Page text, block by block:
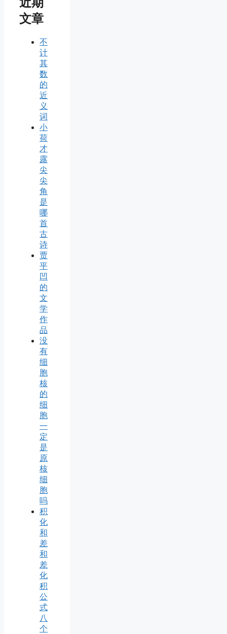
近期
文章
不
计
其
数
的
近
义
词
小
荷
才
露
尖
尖
角
是
哪
首
古
诗
贾
平
凹
的
文
学
作
品
没
有
细
胞
核
的
细
胞
一
定
是
原
核
细
胞
吗
积
化
和
差
和
差
化
积
公
式
八
个